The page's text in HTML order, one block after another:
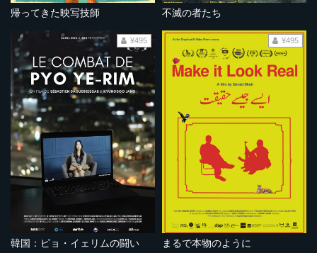
帰ってきた映写技師 不滅の者たち
韓国：ピョ・イェリムの闘い
¥495
まるで本物のように
¥495